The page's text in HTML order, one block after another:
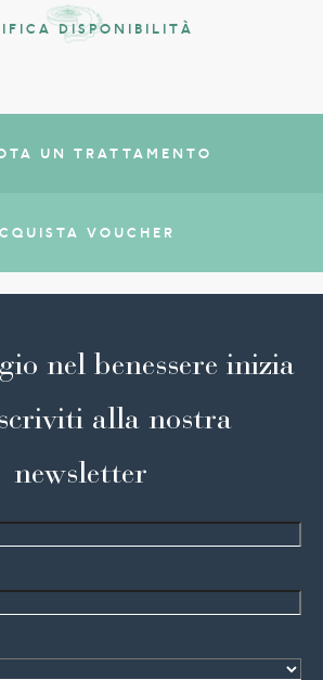
DISPONIBILITÀ
UN TRATTAMENTO
VOUCHER
nel benessere inizia
alla nostra
newsletter